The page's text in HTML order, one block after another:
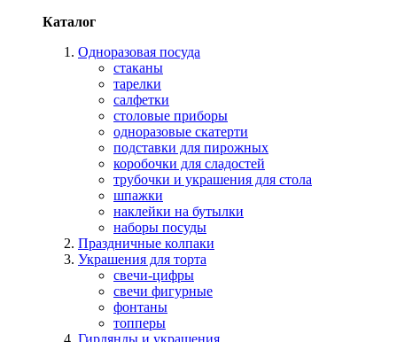
Каталог
Одноразовая посуда
стаканы
тарелки
салфетки
столовые приборы
одноразовые скатерти
подставки для пирожных
коробочки для сладостей
трубочки и украшения для стола
шпажки
наклейки на бутылки
наборы посуды
Праздничные колпаки
Украшения для торта
свечи-цифры
свечи фигурные
фонтаны
топперы
Гирлянды и украшения